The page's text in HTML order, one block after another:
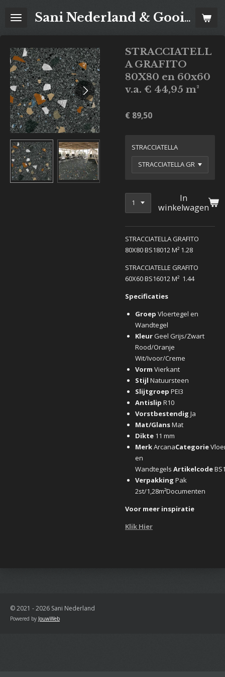
direct
hoofdinhoud
Sani Nederland & Goois Tegelhuis
STRACCIATELL
A GRAFITO
80X80 en 60x60
v.a. € 44,95 m²
€ 89,50
STRACCIATELLA
In
winkelwagen
STRACCIATELLA GRAFITO
80X80 BS18012 M² 1.28
STRACCIATELLE GRAFITO
60X60 BS16012 M² 1.44
Specificaties
Groep Vloertegel en
Wandtegel
Kleur Geel Grijs/Zwart
Rood/Oranje
Wit/Ivoor/Creme
Vorm Vierkant
Stijl Natuursteen
Slijtgroep PEI3
Antislip R10
Vorstbestendig Ja
Mat/GlansMat
Dikte 11 mm
MerkArcanaCategorie
en
Wandtegels Artikelcode
Verpakking Pak
2st/1,28m²Documenten
Voor meer inspiratie
Klik Hier
© 2021 - 2026 Sani Nederland
Powered by JouwWeb